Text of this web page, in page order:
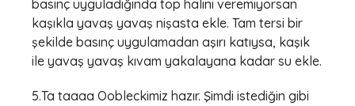
basınç uyguladığında top halini veremiyorsan
kaşıkla yavaş yavaş nişasta ekle. Tam tersi bir
şekilde basınç uygulamadan aşırı katıysa, kaşık
ile yavaş yavaş kıvam yakalayana kadar su ekle.
5.Ta taaaa Oobleckimiz hazır. Şimdi istediğin gibi